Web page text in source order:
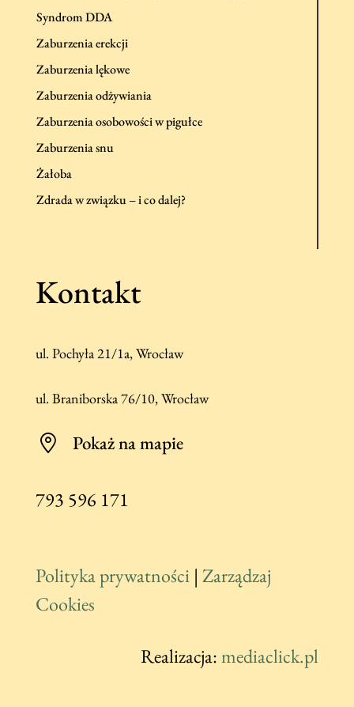
Syndrom DDA
Zaburzenia erekcji
Zaburzenia lękowe
Zaburzenia odżywiania
Zaburzenia osobowości w pigułce
Zaburzenia snu
Żałoba
Zdrada w związku – i co dalej?
Kontakt
ul. Pochyła 21/1a, Wrocław
ul. Braniborska 76/10, Wrocław
Pokaż na mapie
793 596 171
Polityka prywatności| Zarządzaj
Cookies
Realizacja:mediaclick.pl